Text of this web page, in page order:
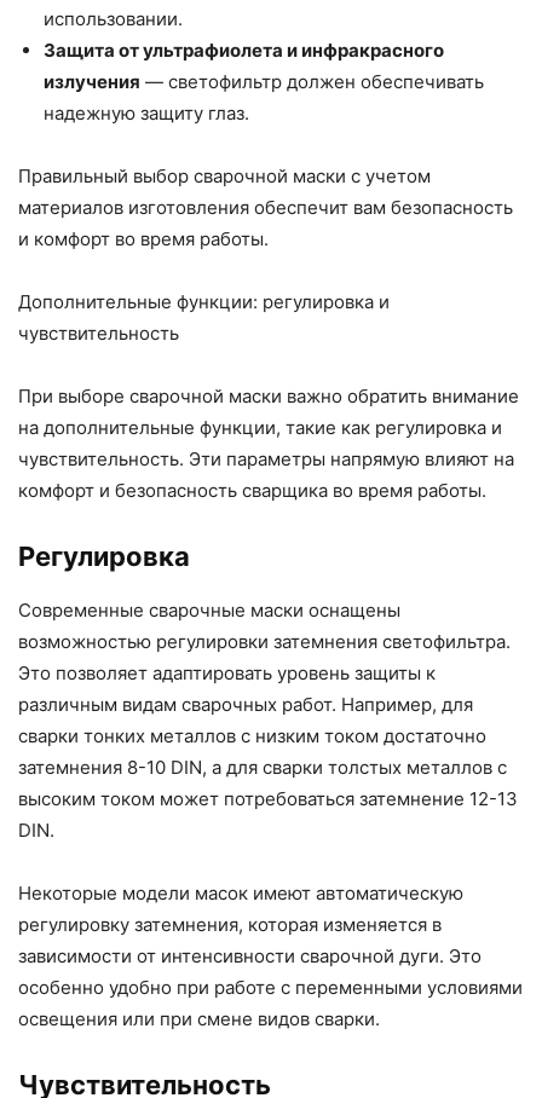
использовании.
Защита от ультрафиолета и инфракрасного
излучения — светофильтр должен обеспечивать
надежную защиту глаз.
Правильный выбор сварочной маски с учетом
материалов изготовления обеспечит вам безопасность
и комфорт во время работы.
Дополнительные функции: регулировка и
чувствительность
При выборе сварочной маски важно обратить внимание
на дополнительные функции, такие как регулировка и
чувствительность. Эти параметры напрямую влияют на
комфорт и безопасность сварщика во время работы.
Регулировка
Современные сварочные маски оснащены
возможностью регулировки затемнения светофильтра.
Это позволяет адаптировать уровень защиты к
различным видам сварочных работ. Например, для
сварки тонких металлов с низким током достаточно
затемнения 8-10 DIN, а для сварки толстых металлов с
высоким током может потребоваться затемнение 12-13
DIN.
Некоторые модели масок имеют автоматическую
регулировку затемнения, которая изменяется в
зависимости от интенсивности сварочной дуги. Это
особенно удобно при работе с переменными условиями
освещения или при смене видов сварки.
Чувствительность